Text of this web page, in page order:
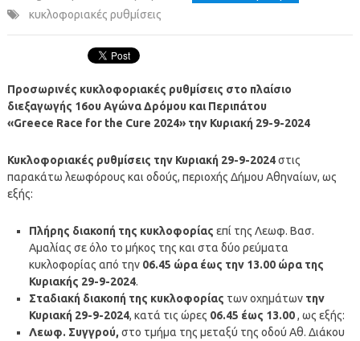
κυκλοφοριακές ρυθμίσεις
Προσωρινές κυκλοφοριακές ρυθμίσεις στο πλαίσιο
διεξαγωγής 16ουΑγώνα Δρόμου και Περιπάτου
«Greece Race for the Cure 2024» την Κυριακή 29-9-2024
Κυκλοφοριακές ρυθμίσεις την Κυριακή 29-9-2024στις
παρακάτω λεωφόρους και οδούς, περιοχής Δήμου Αθηναίων, ως
εξής:
Πλήρης διακοπή της κυκλοφορίας επί της Λεωφ. Βασ.
Αμαλίας σε όλο το μήκος της και στα δύο ρεύματα
κυκλοφορίας από την 06.45 ώρα έως την 13.00 ώρα της
Κυριακής 29-9-2024.
Σταδιακή διακοπή της κυκλοφορίας των οχημάτωντην
Κυριακή 29-9-2024, κατά τις ώρες 06.45 έως 13.00, ως εξής:
Λεωφ. Συγγρού, στο τμήμα της μεταξύ της οδού Αθ. Διάκου